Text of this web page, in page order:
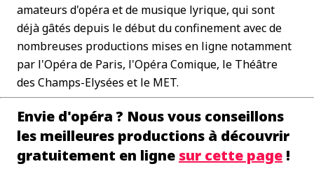
amateurs d'opéra et de musique lyrique, qui sont
déjà gâtés depuis le début du confinement avec de
nombreuses productions mises en ligne notamment
par l'Opéra de Paris, l'Opéra Comique, le Théâtre
des Champs-Elysées et le MET.
Envie d'opéra ? Nous vous conseillons
les meilleures productions à découvrir
gratuitement en ligne sur cette page !